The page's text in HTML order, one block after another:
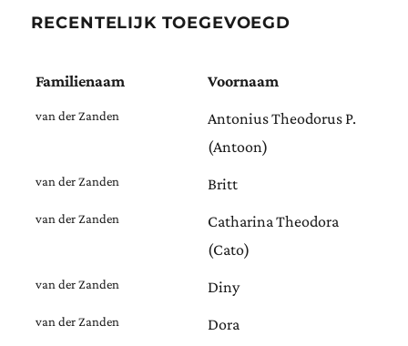
RECENTELIJK TOEGEVOEGD
Familienaam Voornaam
van der Zanden
Antonius Theodorus P.
(Antoon)
van der Zanden Britt
van der Zanden
Catharina Theodora
(Cato)
van der Zanden Diny
van der Zanden Dora